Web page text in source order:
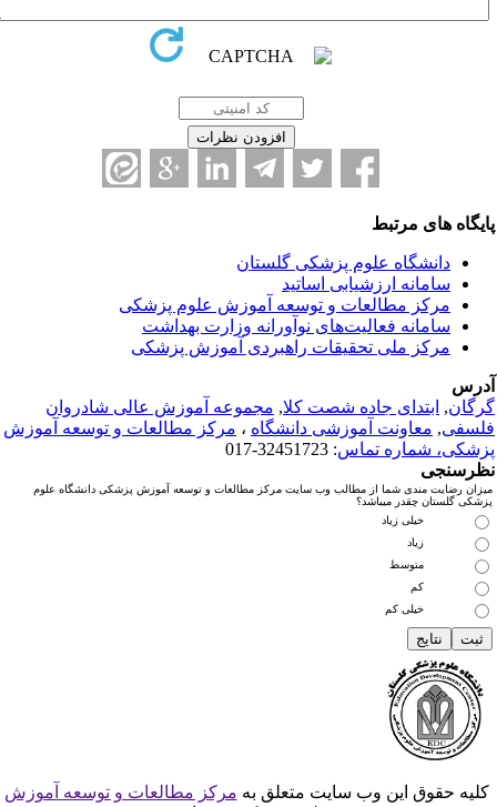
های مرتبط
دانشگاه علوم پزشکی گلستان
سامانه ارزشیابی اساتید
مرکز مطالعات و توسعه آموزش علوم پزشکی
سامانه فعالیت‌های نوآورانه وزارت بهداشت
مرکز ملی تحقیقات راهبردی آموزش پزشکی
, ابتدای جاده شصت کلا, مجموعه آموزش عالی شادروان
, معاونت آموزشی دانشگاه، مرکز مطالعات و توسعه آموزش
شماره تماس : 32451723-017
میزان رضایت مندی شما از مطالب وب سایت مرکز مطالعات و توسعه آموزش پزشکی دانشگاه علوم
پزشکی گلستان چقدر میباشد؟
خیلی زیاد
زیاد
متوسط
کم
خیلی کم
کلیه حقوق این وب سایت متعلق به مرکز مطالعات و توسعه آموزش